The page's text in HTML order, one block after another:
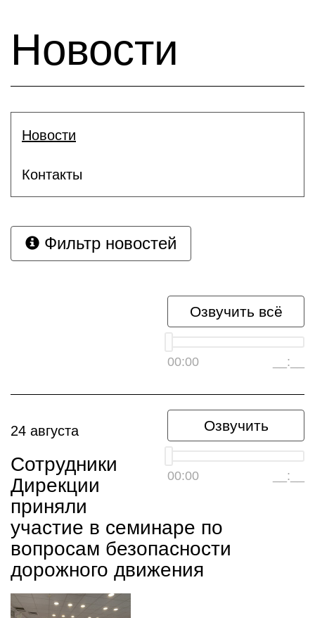
Новости
Новости
Контакты
Фильтр новостей
Озвучить всё
00:00 __:__
Озвучить
00:00 __:__
24 августа
Сотрудники
Дирекции
приняли
участие в семинаре по
вопросам безопасности
дорожного движения